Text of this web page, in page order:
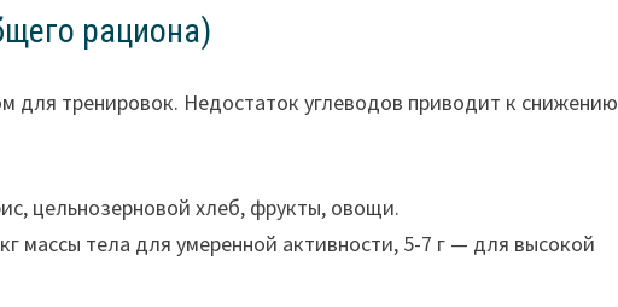
рациона)
для тренировок. Недостаток углеводов приводит к снижению
цельнозерновой хлеб, фрукты, овощи.
массы тела для умеренной активности, 5-7 г — для высокой